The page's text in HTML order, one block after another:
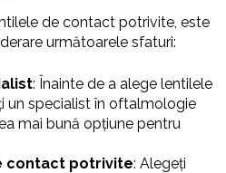
de contact potrivite, este
următoarele sfaturi:
: Înainte de a alege lentilele
un specialist în oftalmologie
mai bună opțiune pentru
contact potrivite: Alegeți